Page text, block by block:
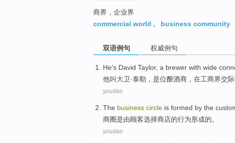
商界，企业界
commercial world , business community
双语例句 权威例句
He's David Taylor, a brewer with wide
他叫 大卫·泰勒 ， 是位酿酒商，在工商界交际
youdao
The business circle is formed by the
商圈是由顾客选择商店的行为形成的。
youdao